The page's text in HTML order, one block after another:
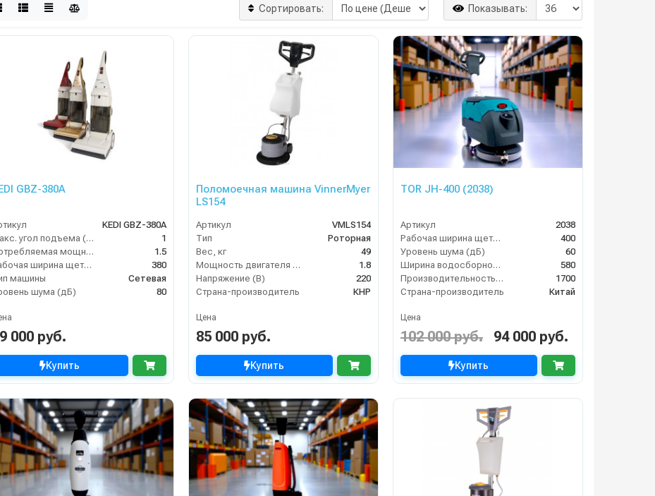
для торговых центров для школы промышленные
Сортировать: Показывать:
GBZ-380A
KEDI GBZ-380A
Макс. угол подъема (%)
1
Потребляемая мощность (кВт)
1.5
Рабочая ширина щеток (мм)
380
машины
Сетевая
шума (дБ)
80
000 руб.
Купить
Поломоечная машина VinnerMyer
LS154
Артикул
VMLS154
Тип
Роторная
Вес, кг
49
Мощность двигателя (кВт)
1.8
Напряжение (В)
220
Страна-производитель
КНР
Цена
85 000 руб.
Купить
TOR JH-400 (2038)
Артикул
2038
Рабочая ширина щеток (мм)
400
Уровень шума (дБ)
60
Ширина водосборной рейки
580
Производительность по площади (м2/ч)
1700
Страна-производитель
Китай
Цена
102 000 руб. 94 000 руб.
Купить